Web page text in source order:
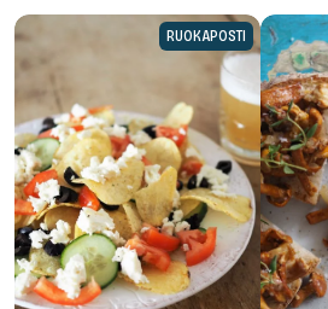
RUOKAPOSTI